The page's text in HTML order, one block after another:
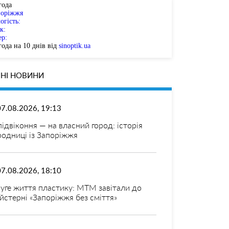
на 10 днів від sinoptik.ua
НОВИНИ
19:13
— на власний город: історія
із Запоріжжя
18:10
життя пластику: МТМ завітали до
«Запоріжжя без сміття»